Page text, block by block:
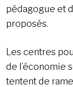
pédagogue et
proposés.
Les centres
de l’économie
tentent de